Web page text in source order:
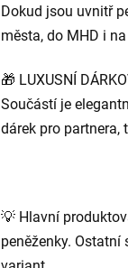
Dokud jsou uvnitř
města, do MHD i
🎁 LUXUSNÍ
Součástí je
dárek pro partnera,
💡 Hlavní
peněženky.